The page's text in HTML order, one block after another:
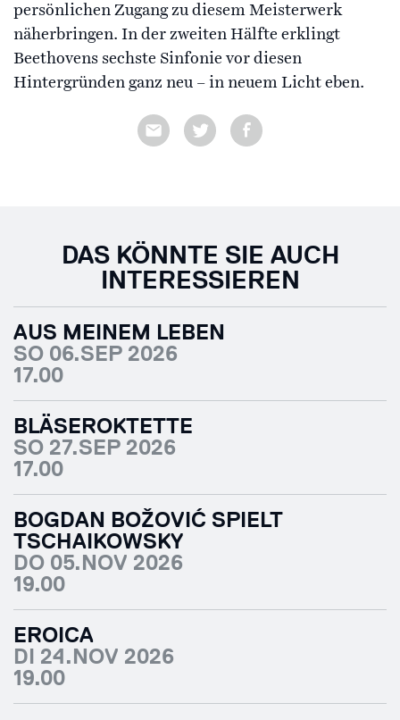
persönlichen Zugang zu diesem Meisterwerk
näherbringen. In der zweiten Hälfte erklingt
Beethovens sechste Sinfonie vor diesen
Hintergründen ganz neu – in neuem Licht eben.
DAS KÖNNTE SIE AUCH
INTERESSIEREN
AUS MEINEM LEBEN
SO 06.SEP 2026
17.00
BLÄSEROKTETTE
SO 27.SEP 2026
17.00
BOGDAN BOŽOVIĆ SPIELT
TSCHAIKOWSKY
DO 05.NOV 2026
19.00
EROICA
DI 24.NOV 2026
19.00